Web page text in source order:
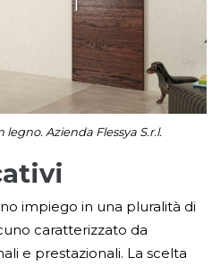
Azienda Flessya S.r.l.
impiego in una pluralità di
caratterizzato da
e prestazionali. La scelta